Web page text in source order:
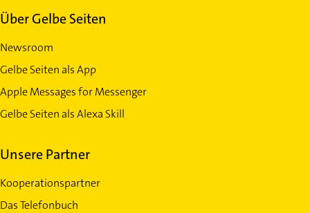
Über Gelbe Seiten
Newsroom
Gelbe Seiten als App
Apple Messages for Messenger
Gelbe Seiten als Alexa Skill
Unsere Partner
Kooperationspartner
Das Telefonbuch